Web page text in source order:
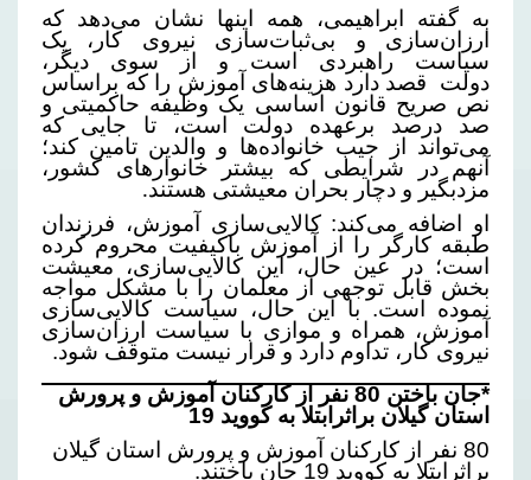
به گفته ابراهیمی، همه اینها نشان می‌دهد که
ارزان‌سازی و بی‌ثبات‌سازی نیروی کار، یک
سیاست راهبردی است و از سوی دیگر،
دولت
قصد دارد هزینه‌های آموزش را که براساس
نص صریح قانون اساسی یک وظیفه حاکمیتی و
صد درصد برعهده دولت است، تا جایی که
می‌تواند از جیب خانواده‌ها و والدین تامین کند؛
آنهم در شرایطی که بیشتر خانوارهای کشور،
مزدبگیر و دچار بحران معیشتی هستند.
او اضافه می‌کند: کالایی‌سازی آموزش، فرزندان
طبقه کارگر را از آموزش باکیفیت محروم کرده
است؛ در عین حال، این کالایی‌سازی، معیشت
بخش قابل توجهی از معلمان را با مشکل مواجه
نموده است. با این حال، سیاست کالایی‌سازی
آموزش، همراه و موازی با سیاست ارزان‌سازی
نیروی کار، تداوم دارد و قرار نیست متوقف شود.
*جان باختن 80 نفر از کارکنان آموزش و پرورش
استان گیلان براثرابتلا به کووید 19
80 نفر از کارکنان آموزش و پرورش استان گیلان
براثرابتلا به کووید 19 جان باختند.